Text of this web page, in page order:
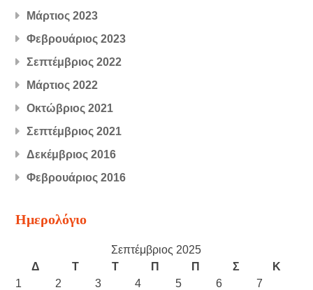
Μάρτιος 2023
Φεβρουάριος 2023
Σεπτέμβριος 2022
Μάρτιος 2022
Οκτώβριος 2021
Σεπτέμβριος 2021
Δεκέμβριος 2016
Φεβρουάριος 2016
Ημερολόγιο
Σεπτέμβριος 2025
Δ
Τ Τ Π Π Σ
Κ
1
2 3 4 5 6
7